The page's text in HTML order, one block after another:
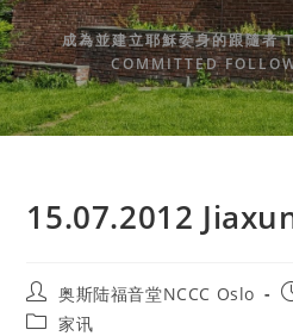
成為並建立耶穌委身的跟隨
COMMITTED
15.07.2012
Post
author:
奥斯陆福音堂NCCC Oslo
Post家讯